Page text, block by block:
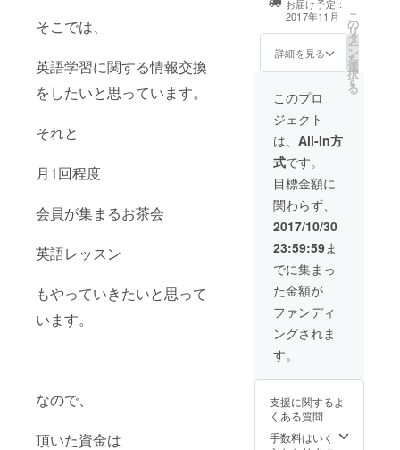
そこでは、
英語学習に関する情報交換
をしたいと思っています。
それと
月1回程度
会員が集まるお茶会
英語レッスン
もやっていきたいと思って
います。
なので、
頂いた資金は
は、第一志
望に不合
格。これも
まう事があ
る。
未来
ある子供た
ちには、私
のようにや
りたい事を
制限される
ことなく、
自分のやり
たい事をさ
せてあげら
れる環境を
作りたい。
そして、親
には子供を
尊重し、子
供のやりた
お届け予定：
2017年11月
詳細を見る
こ
の
リ
タ
ー
ン
を
選
択
す
る
このプロ
ジェクト
は、 All-In方
式です。
目標金額に
関わらず、
2017/10/30
23:59:59ま
でに集まっ
た金額が
ファンディ
ングされま
す。
支援に関するよ
くある質問
手数料はいく